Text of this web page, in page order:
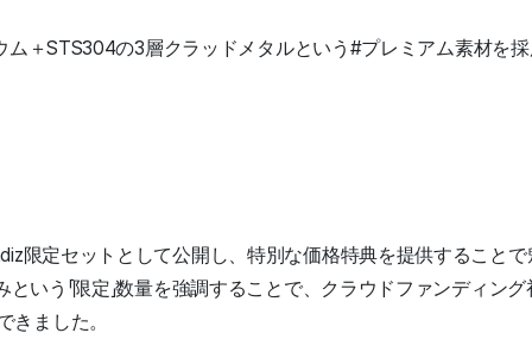
ム＋STS304の3層クラッドメタルという#プレミアム素材を
限定セットとして公開し、特別な価格特典を提供すること
という「限定」数量を強調することで、クラウドファンディン
きました。